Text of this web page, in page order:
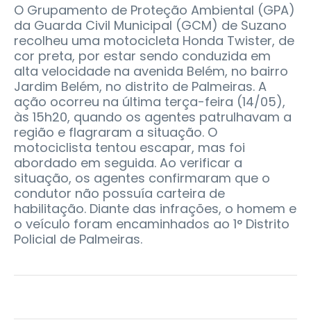
O Grupamento de Proteção Ambiental (GPA)
da Guarda Civil Municipal (GCM) de Suzano
recolheu uma motocicleta Honda Twister, de
cor preta, por estar sendo conduzida em
alta velocidade na avenida Belém, no bairro
Jardim Belém, no distrito de Palmeiras. A
ação ocorreu na última terça-feira (14/05),
às 15h20, quando os agentes patrulhavam a
região e flagraram a situação. O
motociclista tentou escapar, mas foi
abordado em seguida. Ao verificar a
situação, os agentes confirmaram que o
condutor não possuía carteira de
habilitação. Diante das infrações, o homem e
o veículo foram encaminhados ao 1° Distrito
Policial de Palmeiras.